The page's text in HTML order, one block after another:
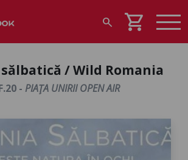
search shopping_cart
/ Wild Romania
- PIAŢA UNIRII OPEN AIR